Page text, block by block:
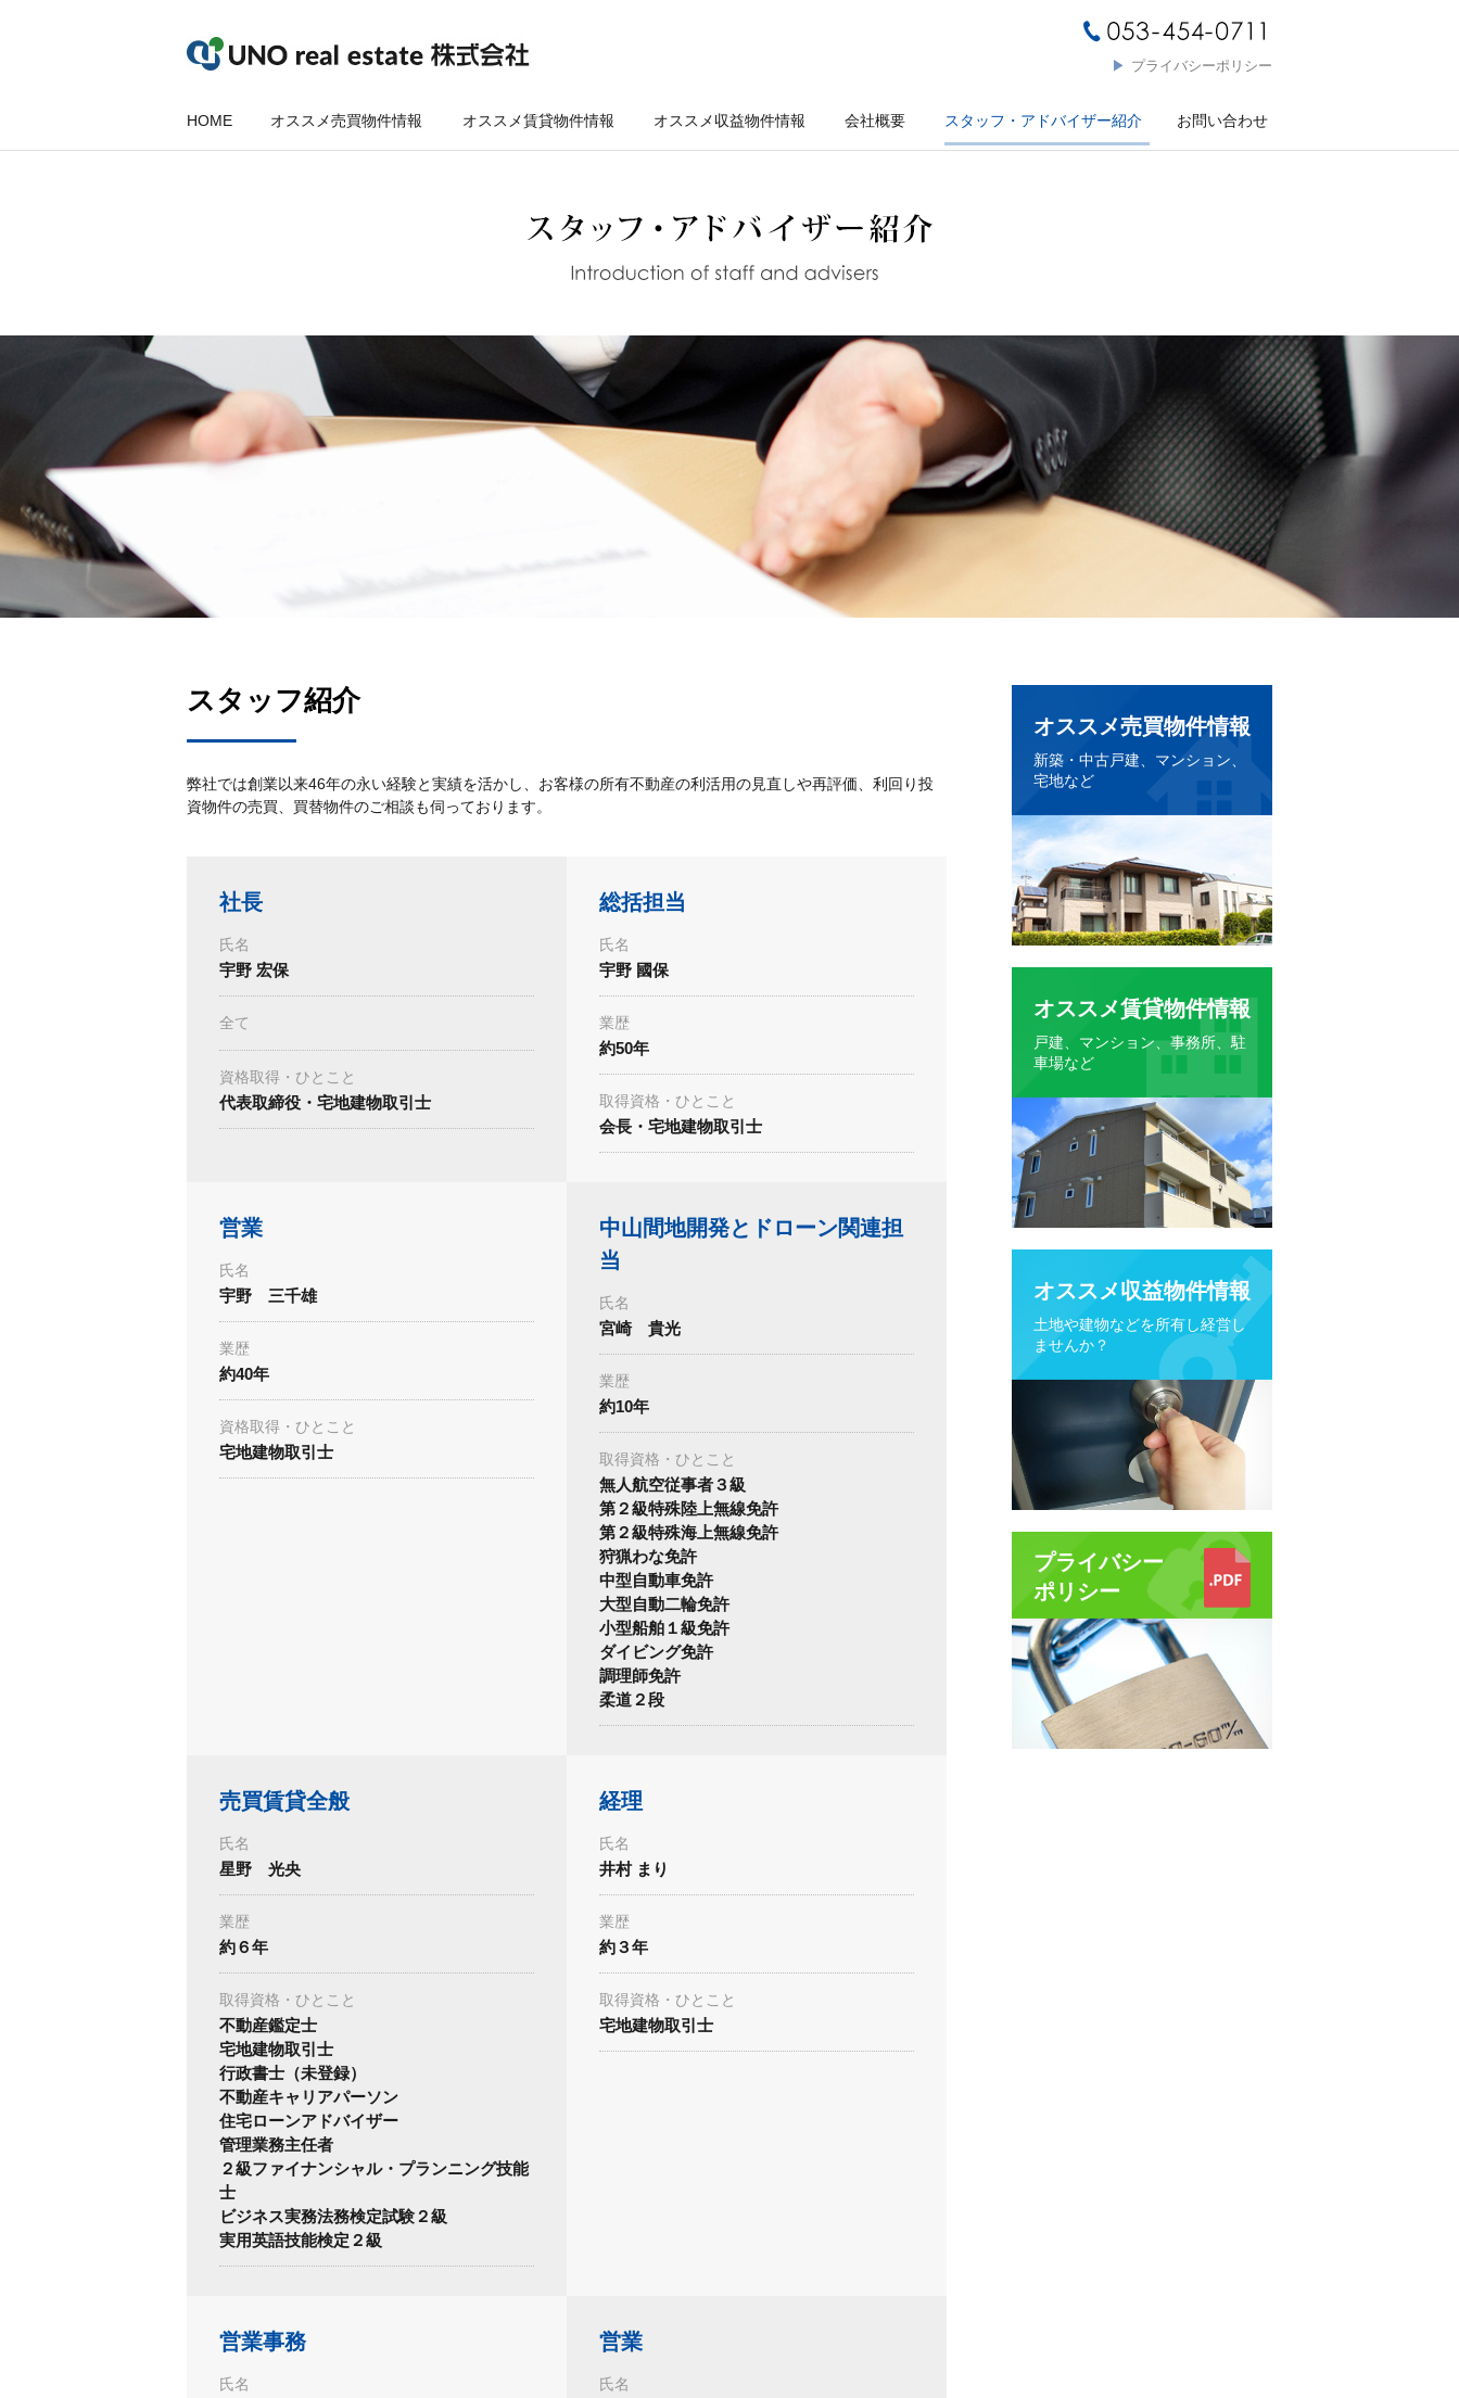
▶ プライバシーポリシー
HOME オススメ売買物件情報 オススメ賃貸物件情報 オススメ収益物件情報 会社概要 スタッフ・アドバイザー紹介 お問い合わせ
スタッフ紹介
弊社では創業以来46年の永い経験と実績を活かし、お客様の所有不動産の利活用の見直しや再評価、利回り投
資物件の売買、買替物件のご相談も伺っております。
社長
氏名
宇野 宏保
全て
資格取得・ひとこと
代表取締役・宅地建物取引士
総括担当
氏名
宇野 國保
業歴
約50年
取得資格・ひとこと
会長・宅地建物取引士
営業
氏名
宇野 三千雄
業歴
約40年
資格取得・ひとこと
宅地建物取引士
中山間地開発とドローン関連担
当
氏名
宮崎 貴光
業歴
約10年
取得資格・ひとこと
無人航空従事者３級
第２級特殊陸上無線免許
第２級特殊海上無線免許
狩猟わな免許
中型自動車免許
大型自動二輪免許
小型船舶１級免許
ダイビング免許
調理師免許
柔道２段
売買賃貸全般
氏名
星野 光央
業歴
約６年
取得資格・ひとこと
不動産鑑定士
宅地建物取引士
行政書士（未登録）
不動産キャリアパーソン
住宅ローンアドバイザー
管理業務主任者
２級ファイナンシャル・プランニング技能
士
ビジネス実務法務検定試験２級
実用英語技能検定２級
経理
氏名
井村 まり
業歴
約３年
取得資格・ひとこと
宅地建物取引士
営業事務
氏名
営業
氏名
オススメ売買物件情報
新築・中古戸建、マンション、
宅地など
オススメ賃貸物件情報
戸建、マンション、事務所、駐
車場など
オススメ収益物件情報
土地や建物などを所有し経営し
ませんか？
プライバシー
ポリシー